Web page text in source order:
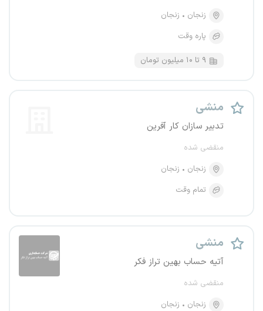
زنجان
زنجان
پاره وقت
۹ تا ۱۰ میلیون تومان
منشی
تدبیر سازان کار آفرین
منقضی شده
زنجان
زنجان
تمام وقت
منشی
آتیه حساب بهین تراز فکر
منقضی شده
زنجان
زنجان